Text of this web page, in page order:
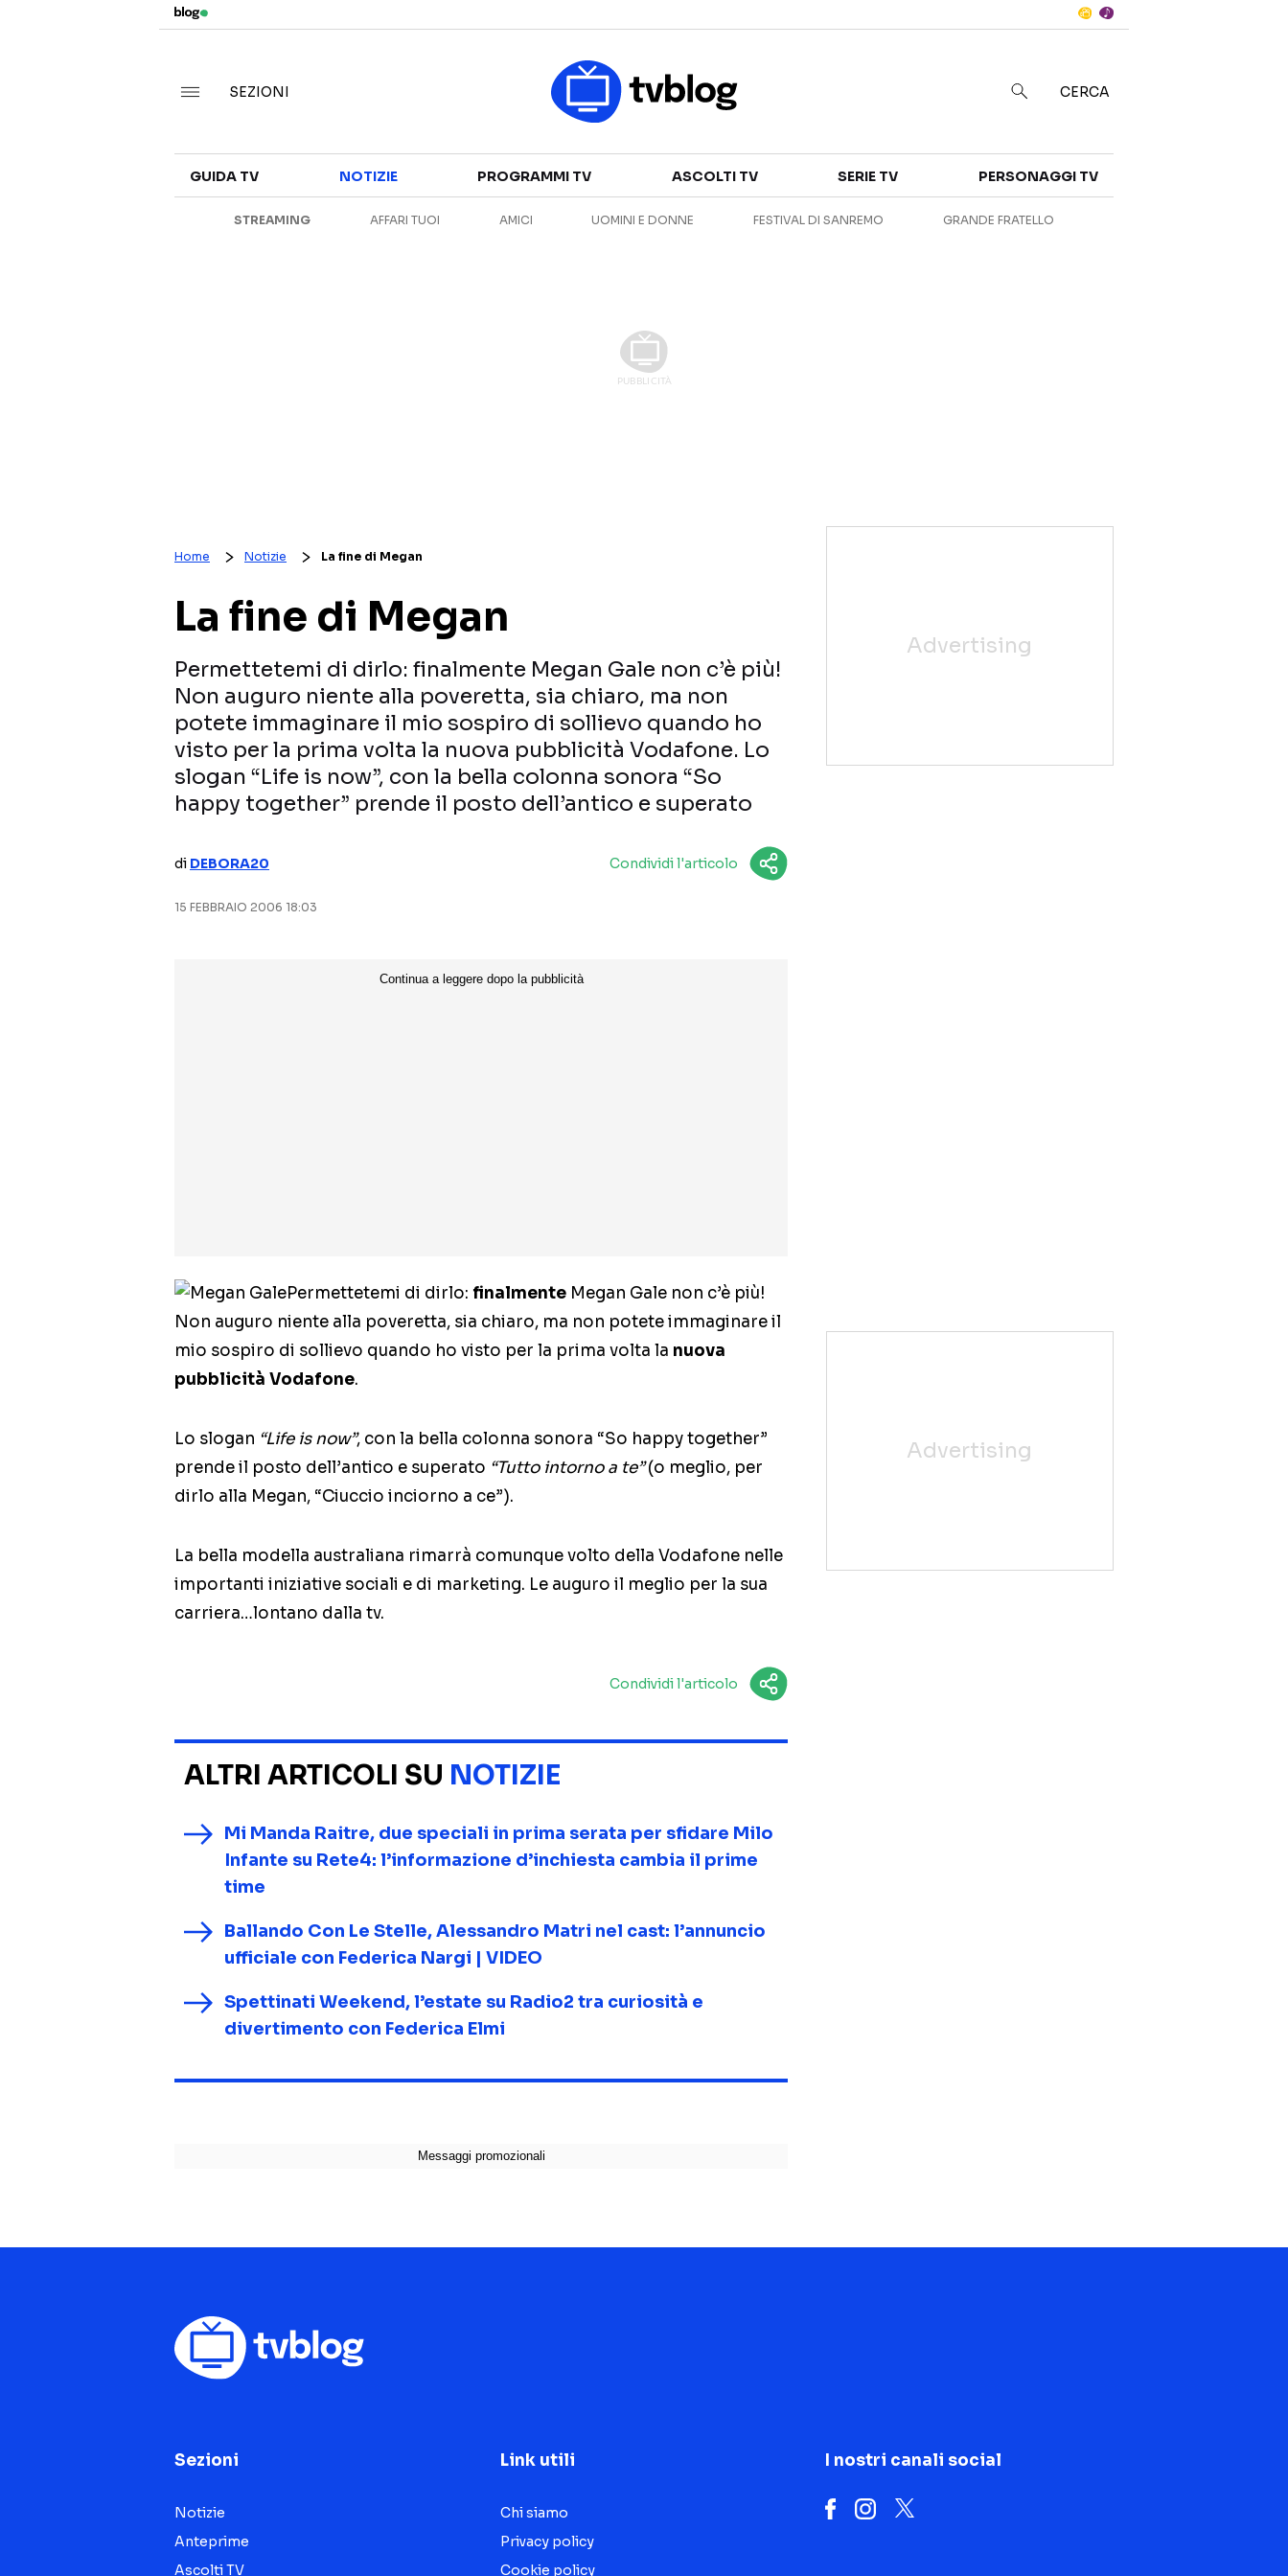
CANALI TV
SERIE TV
ANTEPRIME
SEZIONI CERCA
GUIDA TV NOTIZIE PROGRAMMI TV ASCOLTI TV SERIE TV PERSONAGGI TV
STREAMING AFFARI TUOI AMICI UOMINI E DONNE FESTIVAL DI SANREMO GRANDE FRATELLO
Home Notizie La fine di Megan
La fine di Megan
Permettetemi di dirlo: finalmente Megan Gale non c’è più!
Non auguro niente alla poveretta, sia chiaro, ma non
potete immaginare il mio sospiro di sollievo quando ho
visto per la prima volta la nuova pubblicità Vodafone. Lo
slogan “Life is now”, con la bella colonna sonora “So
happy together” prende il posto dell’antico e superato
di DEBORA20 Condividi l'articolo
15 FEBBRAIO 2006 18:03
Permettetemi di dirlo: finalmente Megan Gale non c’è più!
Non auguro niente alla poveretta, sia chiaro, ma non potete immaginare il
mio sospiro di sollievo quando ho visto per la prima volta la nuova
pubblicità Vodafone.
Lo slogan “Life is now”, con la bella colonna sonora “So happy together”
prende il posto dell’antico e superato “Tutto intorno a te”(o meglio, per
dirlo alla Megan, “Ciuccio inciorno a ce”).
La bella modella australiana rimarrà comunque volto della Vodafone nelle
importanti iniziative sociali e di marketing. Le auguro il meglio per la sua
carriera…lontano dalla tv.
Condividi l'articolo
ALTRI ARTICOLI SU NOTIZIE
Mi Manda Raitre, due speciali in prima serata per sfidare Milo
Infante su Rete4: l’informazione d’inchiesta cambia il prime
time
Ballando Con Le Stelle, Alessandro Matri nel cast: l’annuncio
ufficiale con Federica Nargi | VIDEO
Spettinati Weekend, l’estate su Radio2 tra curiosità e
divertimento con Federica Elmi
Sezioni
Notizie
Anteprime
Ascolti TV
Link utili
Chi siamo
Privacy policy
Cookie policy
I nostri canali social